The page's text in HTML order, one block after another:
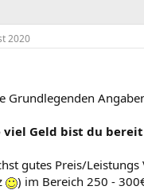
2020
Grundlegenden
viel Geld bist du
gutes Preis/
) im Bereich 250 -